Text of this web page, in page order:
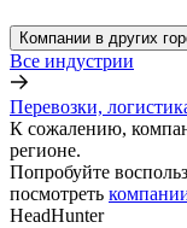
Компании в других
Все индустрии
Перевозки,
К сожалению,
регионе.
Попробуйте
посмотреть
HeadHunter